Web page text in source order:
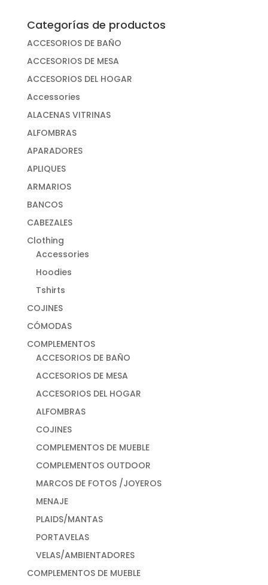
Categorías de productos
ACCESORIOS DE BAÑO
ACCESORIOS DE MESA
ACCESORIOS DEL HOGAR
Accessories
ALACENAS VITRINAS
ALFOMBRAS
APARADORES
APLIQUES
ARMARIOS
BANCOS
CABEZALES
Clothing
Accessories
Hoodies
Tshirts
COJINES
CÓMODAS
COMPLEMENTOS
ACCESORIOS DE BAÑO
ACCESORIOS DE MESA
ACCESORIOS DEL HOGAR
ALFOMBRAS
COJINES
COMPLEMENTOS DE MUEBLE
COMPLEMENTOS OUTDOOR
MARCOS DE FOTOS /JOYEROS
MENAJE
PLAIDS/MANTAS
PORTAVELAS
VELAS/AMBIENTADORES
COMPLEMENTOS DE MUEBLE